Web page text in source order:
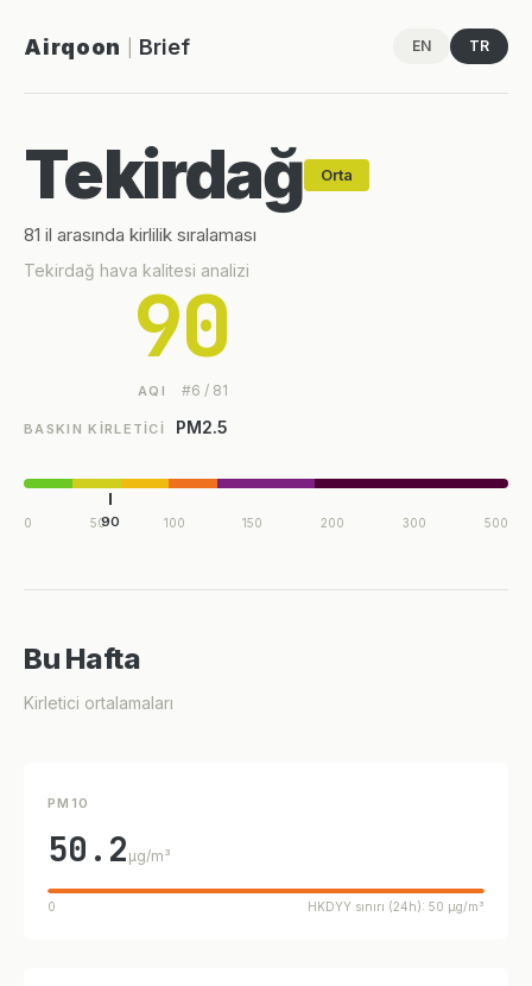
Airqoon Brief EN TR
Tekirdağ Orta
81 il arasında kirlilik sıralaması
Tekirdağ hava kalitesi analizi
90
AQI #6 / 81
BASKIN KIRLETICI PM2.5
90
0 50 100 150 200 300 500
Bu Hafta
Kirletici ortalamaları
PM10
50.2 µg/m³
0 HKDYY sınırı (24h): 50 µg/m³